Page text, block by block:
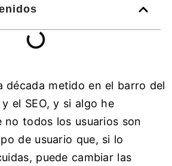
década metido en el barro del
el SEO, y si algo he
no todos los usuarios son
de usuario que, si lo
puede cambiar las